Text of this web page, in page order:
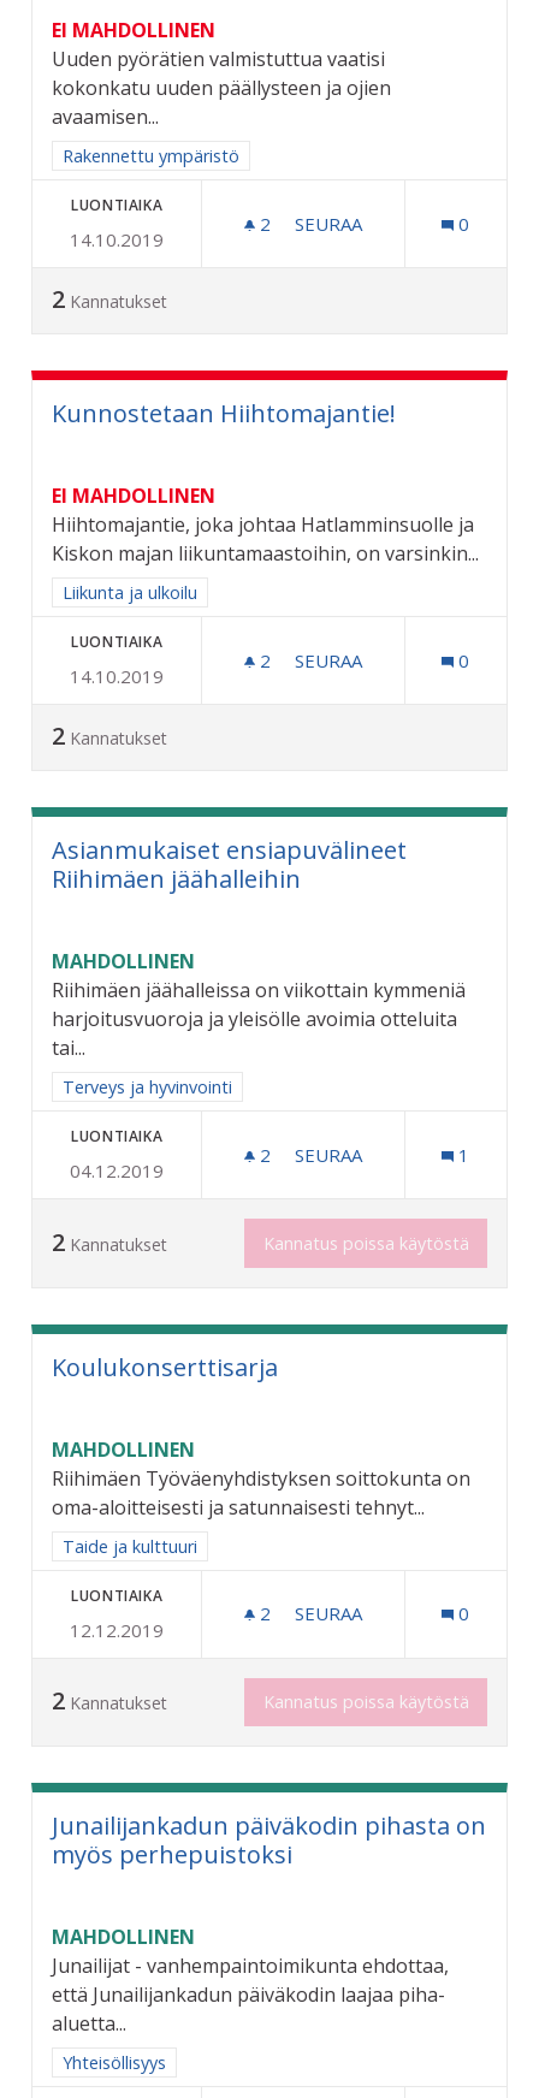
EI MAHDOLLINEN
Uuden pyörätien valmistuttua vaatisi
kokonkatu uuden päällysteen ja ojien
avaamisen...
Rajaa tulokset aihepiirin mukaan: Rakennettu ympäristö
Rakennettu ympäristö
LUONTIAIKA
14.10.2019
2 2 SEURAAJAA
SEURAA 0
2 Kannatukset
Kunnostetaan Hiihtomajantie!
EI MAHDOLLINEN
Hiihtomajantie, joka johtaa Hatlamminsuolle ja
Kiskon majan liikuntamaastoihin, on varsinkin...
Rajaa tulokset aihepiirin mukaan: Liikunta ja ulkoilu
Liikunta ja ulkoilu
LUONTIAIKA
14.10.2019
2 2 SEURAAJAA
SEURAA 0
2 Kannatukset
Asianmukaiset ensiapuvälineet
Riihimäen jäähalleihin
MAHDOLLINEN
Riihimäen jäähalleissa on viikottain kymmeniä
harjoitusvuoroja ja yleisölle avoimia otteluita
tai...
Rajaa tulokset aihepiirin mukaan: Terveys ja hyvinvointi
Terveys ja hyvinvointi
LUONTIAIKA
04.12.2019
2 2 SEURAAJAA
SEURAA 1
2 Kannatukset Kannatus poissa käytöstä
Koulukonserttisarja
MAHDOLLINEN
Riihimäen Työväenyhdistyksen soittokunta on
oma-aloitteisesti ja satunnaisesti tehnyt...
Rajaa tulokset aihepiirin mukaan: Taide ja kulttuuri
Taide ja kulttuuri
LUONTIAIKA
12.12.2019
2 2 SEURAAJAA
SEURAA 0
2 Kannatukset Kannatus poissa käytöstä
Junailijankadun päiväkodin pihasta on
myös perhepuistoksi
MAHDOLLINEN
Junailijat - vanhempaintoimikunta ehdottaa,
että Junailijankadun päiväkodin laajaa piha-
aluetta...
Rajaa tulokset aihepiirin mukaan: Yhteisöllisyys
Yhteisöllisyys